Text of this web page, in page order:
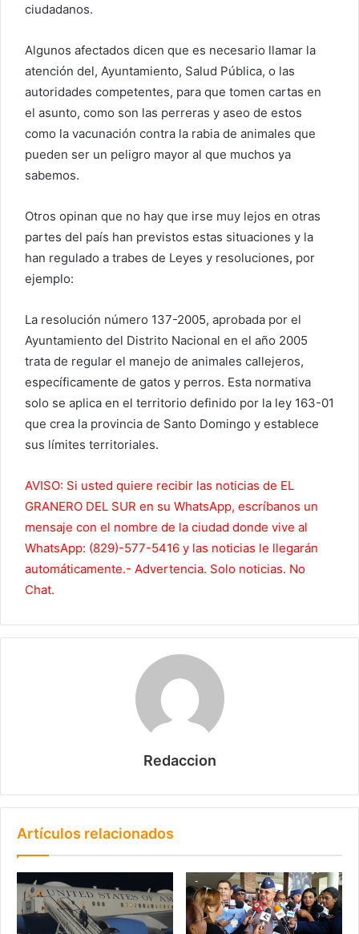
ciudadanos.
Algunos afectados dicen que es necesario llamar la
atención del, Ayuntamiento, Salud Pública, o las
autoridades competentes, para que tomen cartas en
el asunto, como son las perreras y aseo de estos
como la vacunación contra la rabia de animales que
pueden ser un peligro mayor al que muchos ya
sabemos.
Otros opinan que no hay que irse muy lejos en otras
partes del país han previstos estas situaciones y la
han regulado a trabes de Leyes y resoluciones, por
ejemplo:
La resolución número 137-2005, aprobada por el
Ayuntamiento del Distrito Nacional en el año 2005
trata de regular el manejo de animales callejeros,
específicamente de gatos y perros. Esta normativa
solo se aplica en el territorio definido por la ley 163-01
que crea la provincia de Santo Domingo y establece
sus límites territoriales.
AVISO: Si usted quiere recibir las noticias de EL
GRANERO DEL SUR en su WhatsApp, escríbanos un
mensaje con el nombre de la ciudad donde vive al
WhatsApp: (829)-577-5416 y las noticias le llegarán
automáticamente.- Advertencia. Solo noticias. No
Chat.
Redaccion
Artículos relacionados